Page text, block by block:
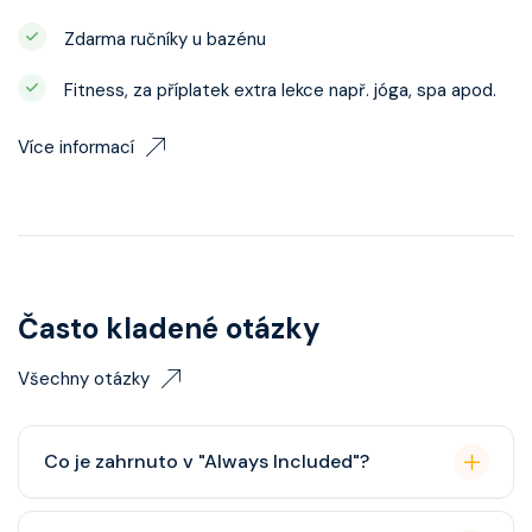
Zdarma ručníky u bazénu
Fitness, za příplatek extra lekce např. jóga, spa apod.
Více informací
Často kladené otázky
Všechny otázky
Co je zahrnuto v "Always Included"?